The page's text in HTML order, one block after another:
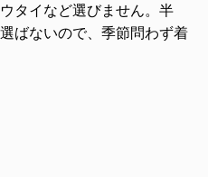
タイなど選びません。半
ばないので、季節問わず着